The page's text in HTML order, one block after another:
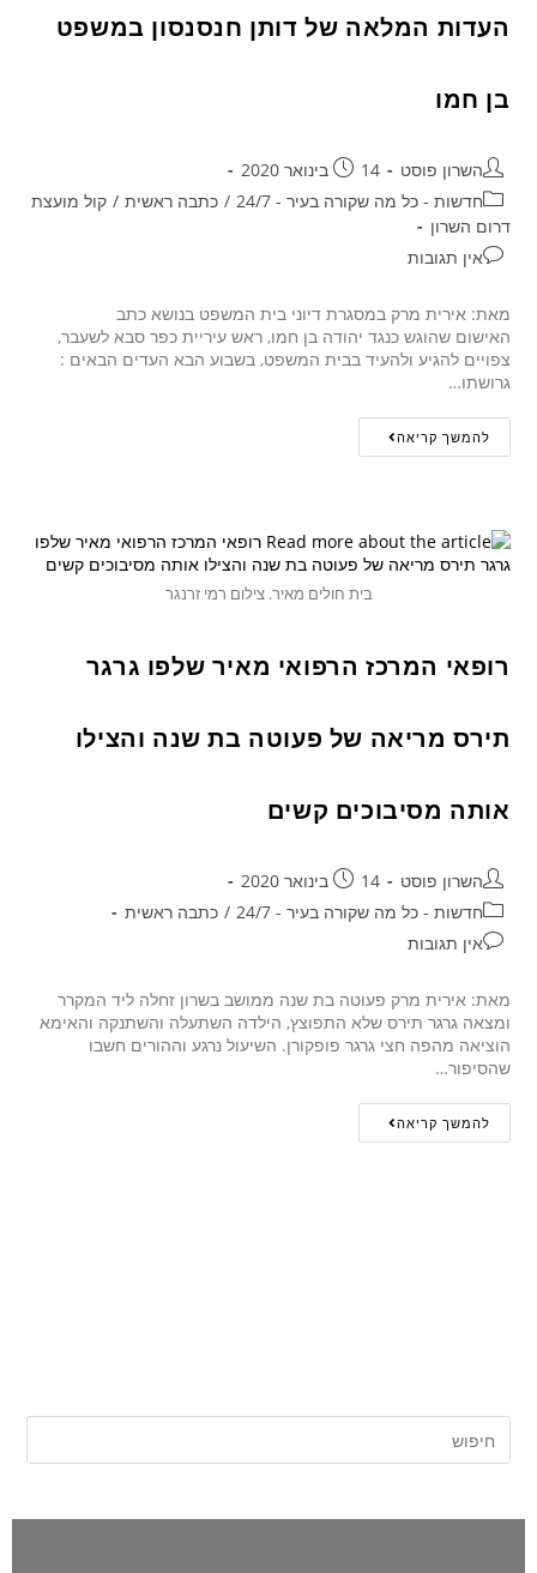
העדות המלאה של דותן חנסנסון במשפט
בן חמו
השרון פוסט
14 בינואר 2020
חדשות - כל מה שקורה בעיר - 24/7
/ כתבה ראשית / קול מועצת
דרום השרון
אין תגובות
מאת: אירית מרק במסגרת דיוני בית המשפט בנושא כתב
האישום שהוגש כנגד יהודה בן חמו, ראש עיריית כפר סבא לשעבר,
צפויים להגיע ולהעיד בבית המשפט, בשבוע הבא העדים הבאים :
גרושתו…
להמשך קריאה
בית חולים מאיר. צילום רמי זרנגר
רופאי המרכז הרפואי מאיר שלפו גרגר
תירס מריאה של פעוטה בת שנה והצילו
אותה מסיבוכים קשים
השרון פוסט
14 בינואר 2020
חדשות - כל מה שקורה בעיר - 24/7
/ כתבה ראשית
אין תגובות
מאת: אירית מרק פעוטה בת שנה ממושב בשרון זחלה ליד המקרר
ומצאה גרגר תירס שלא התפוצץ, הילדה השתעלה והשתנקה והאימא
הוציאה מהפה חצי גרגר פופקורן. השיעול נרגע וההורים חשבו
שהסיפור…
להמשך קריאה